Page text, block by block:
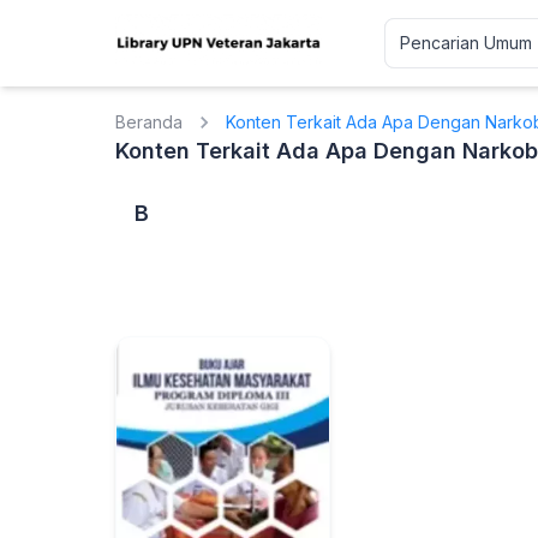
Beranda Konten Terkait Ada Apa Dengan
Konten Terkait Ada Apa Dengan
B